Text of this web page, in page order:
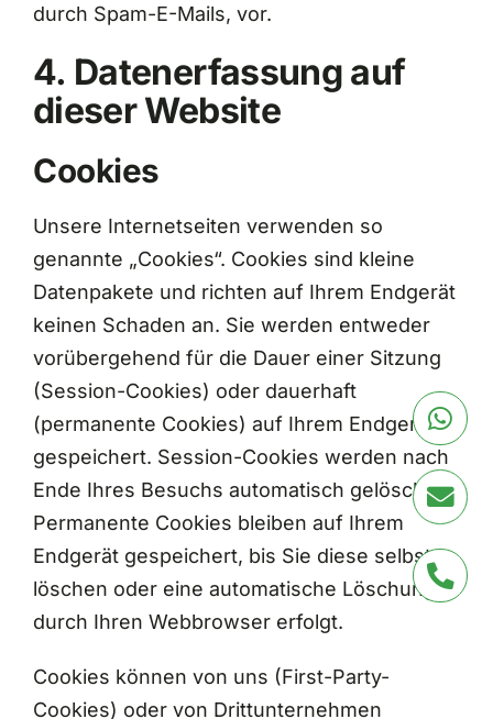
durch Spam-E-Mails, vor.
4. Datenerfassung auf
dieser Website
Cookies
Unsere Internetseiten verwenden so
genannte „Cookies“. Cookies sind kleine
Datenpakete und richten auf Ihrem Endgerät
keinen Schaden an. Sie werden entweder
vorübergehend für die Dauer einer Sitzung
(Session-Cookies) oder dauerhaft
(permanente Cookies) auf Ihrem Endgerät
gespeichert. Session-Cookies werden nach
Ende Ihres Besuchs automatisch gelöscht.
Permanente Cookies bleiben auf Ihrem
Endgerät gespeichert, bis Sie diese selbst
löschen oder eine automatische Löschung
durch Ihren Webbrowser erfolgt.
Cookies können von uns (First-Party-
Cookies) oder von Drittunternehmen